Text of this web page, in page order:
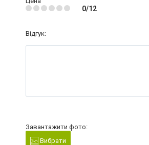
0/12
Відгук:
Завантажити фото:
Вибрати